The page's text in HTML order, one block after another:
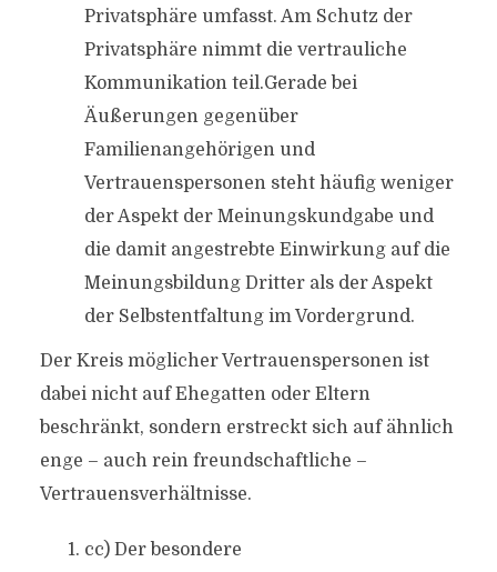
Privatsphäre umfasst. Am Schutz der
Privatsphäre nimmt die vertrauliche
Kommunikation teil.Gerade bei
Äußerungen gegenüber
Familienangehörigen und
Vertrauenspersonen steht häufig weniger
der Aspekt der Meinungskundgabe und
die damit angestrebte Einwirkung auf die
Meinungsbildung Dritter als der Aspekt
der Selbstentfaltung im Vordergrund.
Der Kreis möglicher Vertrauenspersonen ist
dabei nicht auf Ehegatten oder Eltern
beschränkt, sondern erstreckt sich auf ähnlich
enge – auch rein freundschaftliche –
Vertrauensverhältnisse.
cc) Der besondere